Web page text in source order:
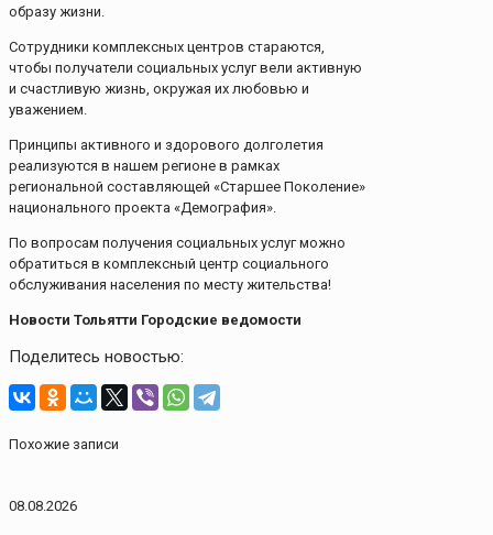
образу жизни.
Сотрудники комплексных центров стараются,
чтобы получатели социальных услуг вели активную
и счастливую жизнь, окружая их любовью и
уважением.
Принципы активного и здорового долголетия
реализуются в нашем регионе в рамках
региональной составляющей «Старшее Поколение»
национального проекта «Демография».
По вопросам получения социальных услуг можно
обратиться в комплексный центр социального
обслуживания населения по месту жительства!
Новости Тольятти Городские ведомости
Поделитесь новостью:
Похожие записи
08.08.2026